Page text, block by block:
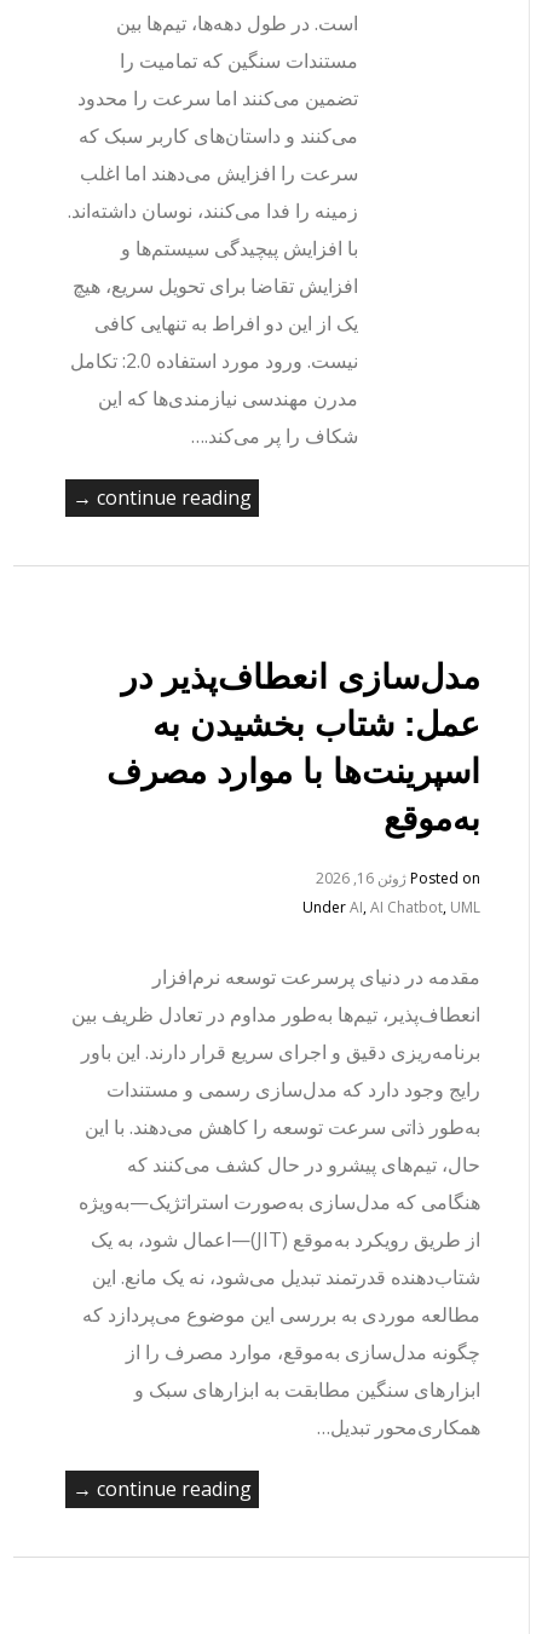
است. در طول دهه‌ها، تیم‌ها بین
مستندات سنگین که تمامیت را
تضمین می‌کنند اما سرعت را محدود
می‌کنند و داستان‌های کاربر سبک که
سرعت را افزایش می‌دهند اما اغلب
زمینه را فدا می‌کنند، نوسان داشته‌اند.
با افزایش پیچیدگی سیستم‌ها و
افزایش تقاضا برای تحویل سریع، هیچ
یک از این دو افراط به تنهایی کافی
نیست. ورود مورد استفاده 2.0: تکامل
مدرن مهندسی نیازمندی‌ها که این
شکاف را پر می‌کند.…
continue reading →
مدل‌سازی انعطاف‌پذیر در
عمل: شتاب بخشیدن به
اسپرینت‌ها با موارد مصرف
به‌موقع
Posted onژوئن 16, 2026
UnderAI, AI Chatbot,UML
مقدمه در دنیای پرسرعت توسعه نرم‌افزار
انعطاف‌پذیر، تیم‌ها به‌طور مداوم در تعادل ظریف بین
برنامه‌ریزی دقیق و اجرای سریع قرار دارند. این باور
رایج وجود دارد که مدل‌سازی رسمی و مستندات
به‌طور ذاتی سرعت توسعه را کاهش می‌دهند. با این
حال، تیم‌های پیشرو در حال کشف می‌کنند که
هنگامی که مدل‌سازی به‌صورت استراتژیک—به‌ویژه
از طریق رویکرد به‌موقع (JIT)—اعمال شود، به یک
شتاب‌دهنده قدرتمند تبدیل می‌شود، نه یک مانع. این
مطالعه موردی به بررسی این موضوع می‌پردازد که
چگونه مدل‌سازی به‌موقع، موارد مصرف را از
ابزارهای سنگین مطابقت به ابزارهای سبک و
همکاری‌محور تبدیل…
continue reading →